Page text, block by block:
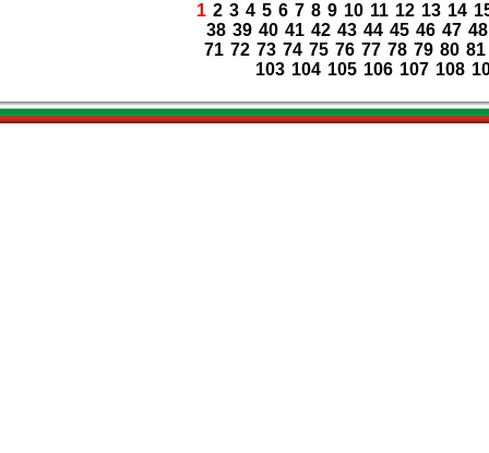
1 2 3 4 5 6 7 8 9 10 11 12 13 14
38 39 40 41 42 43 44 45 46 47 48
71 72 73 74 75 76 77 78 79 80 81
103 104 105 106 107 108